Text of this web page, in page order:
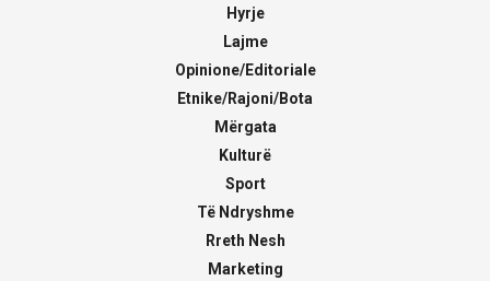
Hyrje
Lajme
Opinione/Editoriale
Etnike/Rajoni/Bota
Mërgata
Kulturë
Sport
Të Ndryshme
Rreth Nesh
Marketing